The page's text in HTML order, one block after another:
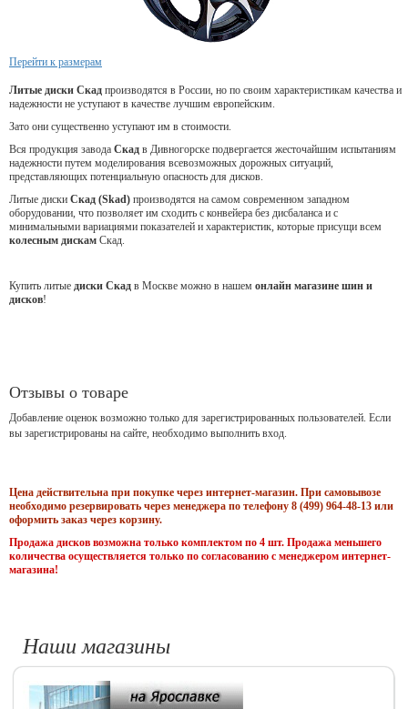
Перейти к размерам
Литые диски Скад производятся в России, но по своим характеристикам качества и
надежности не уступают в качестве лучшим европейским.
Зато они существенно уступают им в стоимости.
Вся продукция завода Скад в Дивногорске подвергается жесточайшим испытаниям
надежности путем моделирования всевозможных дорожных ситуаций,
представляющих потенциальную опасность для дисков.
Литые диски Скад (Skad) производятся на самом современном западном
оборудовании, что позволяет им сходить с конвейера без дисбаланса и с
минимальными вариациями показателей и характеристик, которые присущи всем
колесным дискам Скад.
Купить литые диски Скад в Москве можно в нашем онлайн магазине шин и
дисков!
Отзывы о товаре
Добавление оценок возможно только для зарегистрированных пользователей. Если
вы зарегистрированы на сайте, необходимо выполнить вход.
Цена действительна при покупке через интернет-магазин. При самовывозе
необходимо резервировать через менеджера по телефону 8 (499) 964-48-13 или
оформить заказ через корзину.
Продажа дисков возможна только комплектом по 4 шт. Продажа меньшего
количества осуществляется только по согласованию с менеджером интернет-
магазина!
Наши магазины